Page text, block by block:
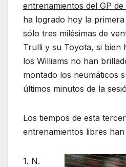
entrenamientos del GP
ha logrado hoy la
sólo tres milésimas de
Trulli y su Toyota, si bien
los Williams no han
montado los neumáticos
últimos minutos de la
Los tiempos de esta
entrenamientos libres han
1. N.